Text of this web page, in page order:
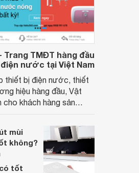
Trang TMĐT hàng đầu
nước tại Việt Nam
thiết bị điện nước, thiết
hiệu hàng đầu, Vật
khách hàng sản
viên tư vấn chuyên
thuật có tay nghề cao,
là lựa chọn hàng đầu
nay.
mùi
không?
tốt